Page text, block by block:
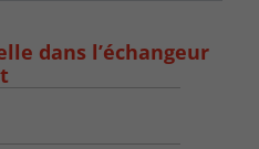
dans l’échangeur